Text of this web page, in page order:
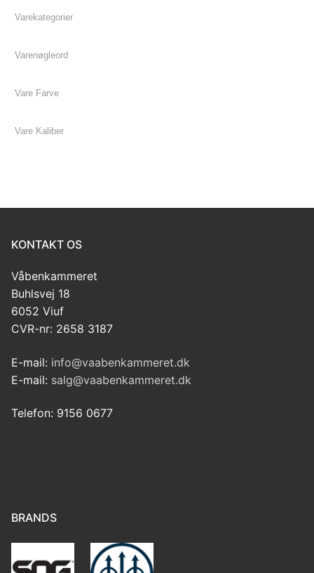
KONTAKT OS
Våbenkammeret
Buhlsvej 18
6052 Viuf
CVR-nr: 2658 3187
E-mail: info@vaabenkammeret.dk
E-mail: salg@vaabenkammeret.dk
Telefon: 9156 0677
BRANDS